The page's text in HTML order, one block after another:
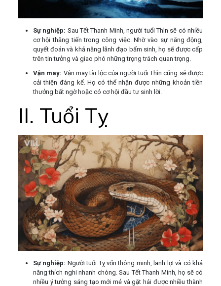
Sự nghiệp: Sau Tết Thanh Minh, người tuổi Thìn sẽ có nhiều
cơ hội thăng tiến trong công việc. Nhờ vào sự năng động,
quyết đoán và khả năng lãnh đạo bẩm sinh, họ sẽ được cấp
trên tin tưởng và giao phó những trọng trách quan trọng.
Vận may: Vận may tài lộc của người tuổi Thìn cũng sẽ được
cải thiện đáng kể. Họ có thể nhận được những khoản tiền
thưởng bất ngờ hoặc có cơ hội đầu tư sinh lời.
II. Tuổi Tỵ
Sự nghiệp: Người tuổi Tỵ vốn thông minh, lanh lợi và có khả
năng thích nghi nhanh chóng. Sau Tết Thanh Minh, họ sẽ có
nhiều ý tưởng sáng tạo mới mẻ và gặt hái được nhiều thành